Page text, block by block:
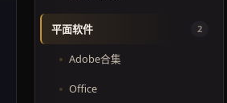
平面软件 2
Adobe合集
Office